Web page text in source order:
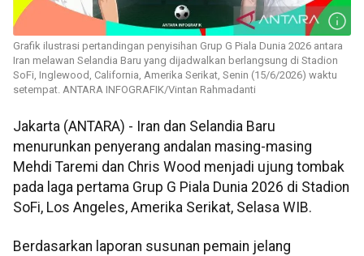
Grafik ilustrasi pertandingan penyisihan Grup G Piala Dunia 2026 antara
Iran melawan Selandia Baru yang dijadwalkan berlangsung di Stadion
SoFi, Inglewood, California, Amerika Serikat, Senin (15/6/2026) waktu
setempat. ANTARA INFOGRAFIK/Vintan Rahmadanti
Jakarta (ANTARA) - Iran dan Selandia Baru
menurunkan penyerang andalan masing-masing
Mehdi Taremi dan Chris Wood menjadi ujung tombak
pada laga pertama Grup G Piala Dunia 2026 di Stadion
SoFi, Los Angeles, Amerika Serikat, Selasa WIB.
Berdasarkan laporan susunan pemain jelang